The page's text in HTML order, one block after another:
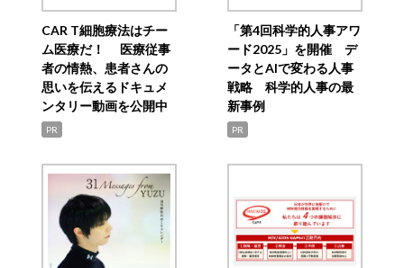
CAR T細胞療法はチー
ム医療だ！ 医療従事
者の情熱、患者さんの
思いを伝えるドキュメ
ンタリー動画を公開中
PR
「第4回科学的人事アワ
ード2025」を開催 デ
ータとAIで変わる人事
戦略 科学的人事の最
新事例
PR